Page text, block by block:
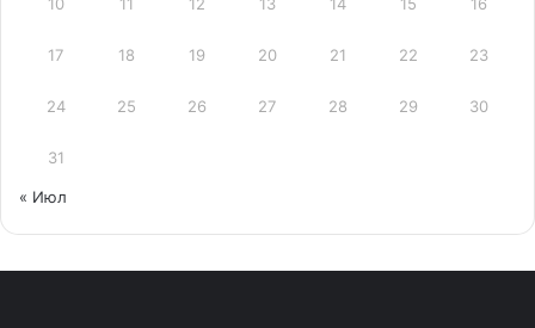
10 11 12 13 14 15 16
17 18 19 20 21 22 23
24 25 26 27 28 29 30
31
« Июл